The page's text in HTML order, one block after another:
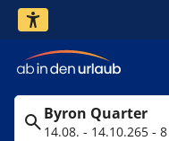
Byron Quarter
14.08. - 14.10.265 -